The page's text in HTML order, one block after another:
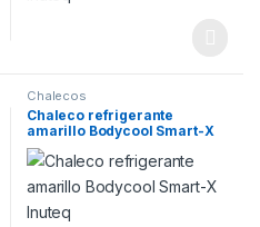
variantes. Las opciones se
Chalecos
Chaleco refrigerante
amarillo Bodycool Smart-X
Inuteq